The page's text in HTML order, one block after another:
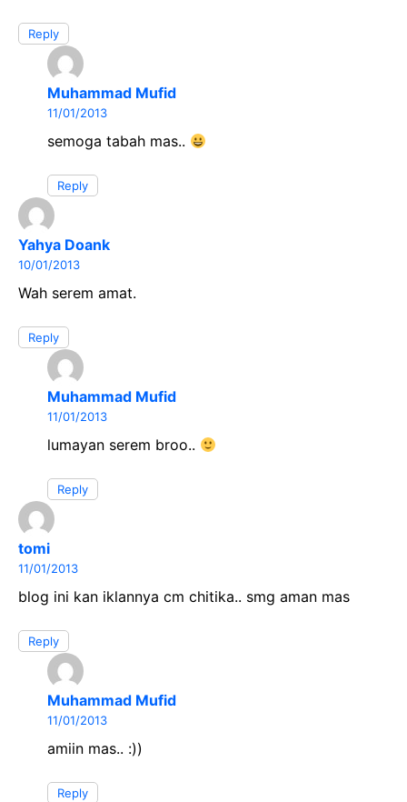
Reply
Muhammad Mufid
11/01/2013
semoga tabah mas..
Reply
Yahya Doank
10/01/2013
Wah serem amat.
Reply
Muhammad Mufid
11/01/2013
lumayan serem broo..
Reply
tomi
11/01/2013
blog ini kan iklannya cm chitika.. smg aman mas
Reply
Muhammad Mufid
11/01/2013
amiin mas.. :))
Reply